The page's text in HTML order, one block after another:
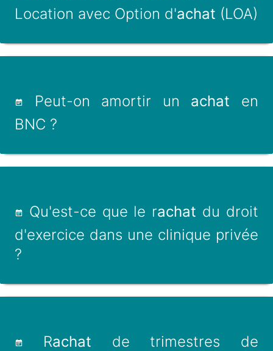
Location avec Option d'achat (LOA)
Peut-on amortir un achat en
BNC ?
Qu'est-ce que le rachat du droit
d'exercice dans une clinique privée
?
Rachat de trimestres de